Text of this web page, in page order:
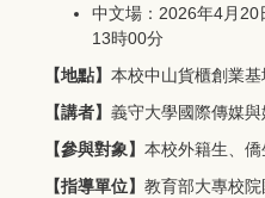
中文場：2026年4月20
13時00分
【地點】 本校中山貨櫃創業基
【講者】 義守大學國際傳媒
【參與對象】 本校外籍生、
【指導單位】 教育部大專校